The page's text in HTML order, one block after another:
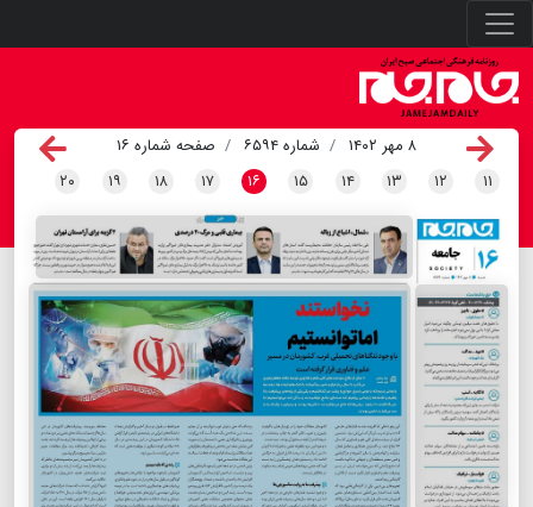
۸ مهر ۱۴۰۲ شماره ۶۵۹۴
صفحه شماره ۱۶
۱۱ ۱۲ ۱۳ ۱۴ ۱۵ ۱۶ ۱۷ ۱۸ ۱۹ ۲۰